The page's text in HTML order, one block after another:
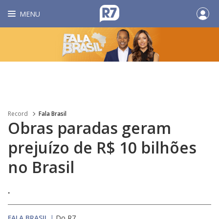
MENU
Record Fala Brasil
Obras paradas geram
prejuízo de R$ 10 bilhões
no Brasil
.